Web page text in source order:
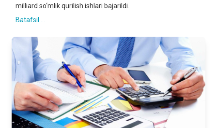
milliard so‘mlik qurilish ishlari bajarildi.
Batafsil ...